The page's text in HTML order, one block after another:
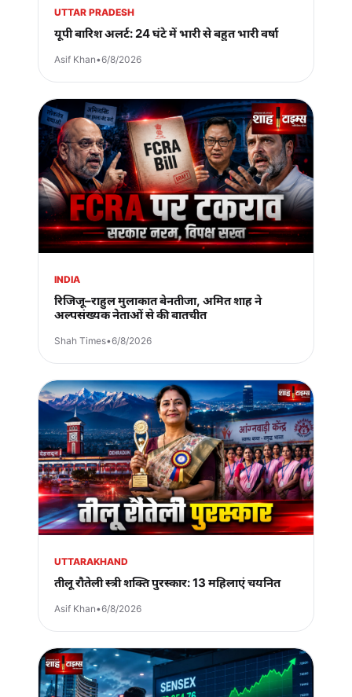
UTTAR PRADESH
यूपी बारिश अलर्ट: 24 घंटे में भारी से बहुत भारी वर्षा
Asif Khan•6/8/2026
INDIA
रिजिजू–राहुल मुलाकात बेनतीजा, अमित शाह ने
अल्पसंख्यक नेताओं से की बातचीत
Shah Times•6/8/2026
UTTARAKHAND
तीलू रौतेली स्त्री शक्ति पुरस्कार: 13 महिलाएं चयनित
Asif Khan•6/8/2026